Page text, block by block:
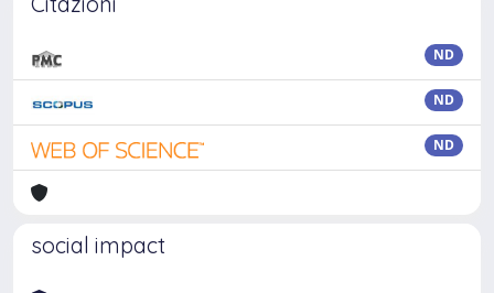
ND
ND
ND
social impact